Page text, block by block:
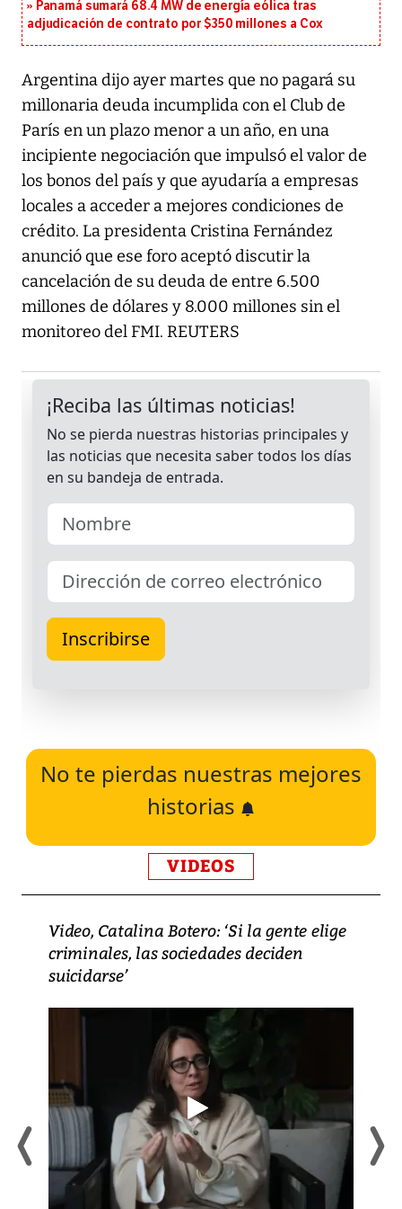
Panamá sumará 68.4 MW de energía eólica tras
adjudicación de contrato por $350 millones a Cox
Argentina dijo ayer martes que no pagará su
millonaria deuda incumplida con el Club de
París en un plazo menor a un año, en una
incipiente negociación que impulsó el valor de
los bonos del país y que ayudaría a empresas
locales a acceder a mejores condiciones de
crédito. La presidenta Cristina Fernández
anunció que ese foro aceptó discutir la
cancelación de su deuda de entre 6.500
millones de dólares y 8.000 millones sin el
monitoreo del FMI. REUTERS
No te pierdas nuestras mejores
historias
VIDEOS
Video, Catalina Botero: ‘Si la gente elige
criminales, las sociedades deciden
suicidarse’